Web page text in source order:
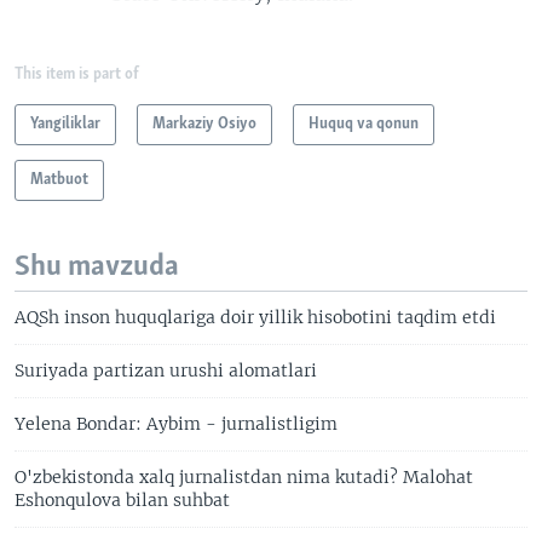
This item is part of
Yangiliklar Markaziy Osiyo Huquq va qonun
Matbuot
Shu mavzuda
AQSh inson huquqlariga doir yillik hisobotini taqdim etdi
Suriyada partizan urushi alomatlari
Yelena Bondar: Aybim - jurnalistligim
O'zbekistonda xalq jurnalistdan nima kutadi? Malohat
Eshonqulova bilan suhbat